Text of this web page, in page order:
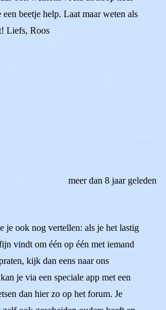
beetje help. Laat maar weten als
Liefs, Roos
meer dan 8 jaar geleden
ook nog vertellen: als je het lastig
vindt om één op één met iemand
kijk dan eens naar ons
je via een speciale app met een
dan hier zo op het forum. Je